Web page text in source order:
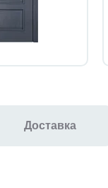
Доставка